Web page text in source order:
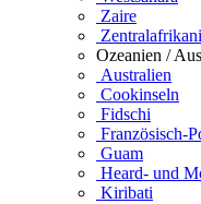
Zaire
Ozeanien /
Australien
Cookinseln
Fidschi
Französisch-
Guam
Heard- und
Kiribati